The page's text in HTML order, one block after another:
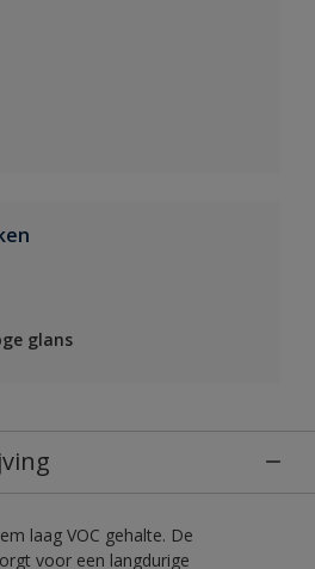
glans
laag VOC gehalte. De
voor een langdurige